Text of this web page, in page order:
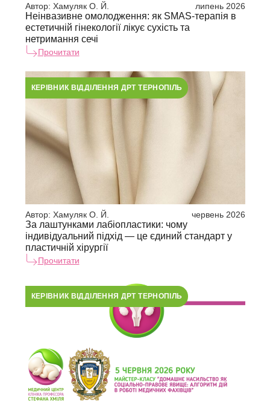
Автор: Хамуляк О. Й. липень 2026
Неінвазивне омолодження: як SMAS-терапія в
естетичній гінекології лікує сухість та
нетримання сечі
Прочитати
КЕРІВНИК ВІДДІЛЕННЯ ДРТ ТЕРНОПІЛЬ
Автор: Хамуляк О. Й. червень 2026
За лаштунками лабіопластики: чому
індивідуальний підхід — це єдиний стандарт у
пластичній хірургії
Прочитати
КЕРІВНИК ВІДДІЛЕННЯ ДРТ ТЕРНОПІЛЬ